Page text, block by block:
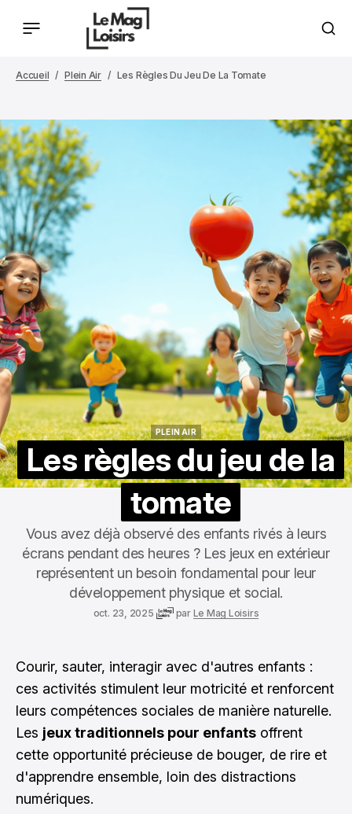
Accueil Plein Air Les Règles Du Jeu De La Tomate
PLEIN AIR
Les règles du jeu de la
tomate
Vous avez déjà observé des enfants rivés à leurs
écrans pendant des heures ? Les jeux en extérieur
représentent un besoin fondamental pour leur
développement physique et social.
oct. 23, 2025 par Le Mag Loisirs
Courir, sauter, interagir avec d'autres enfants :
ces activités stimulent leur motricité et renforcent
leurs compétences sociales de manière naturelle.
Les jeux traditionnels pour enfants offrent
cette opportunité précieuse de bouger, de rire et
d'apprendre ensemble, loin des distractions
numériques.